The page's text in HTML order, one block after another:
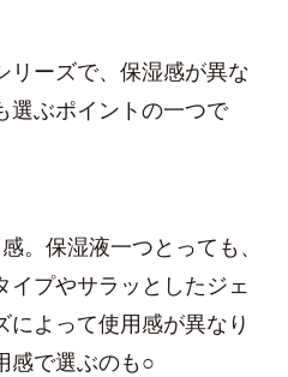
リーズで、保湿感が異な
選ぶポイントの一つで
。保湿液一つとっても、
イプやサラッとしたジェ
よって使用感が異なり
感で選ぶのも○